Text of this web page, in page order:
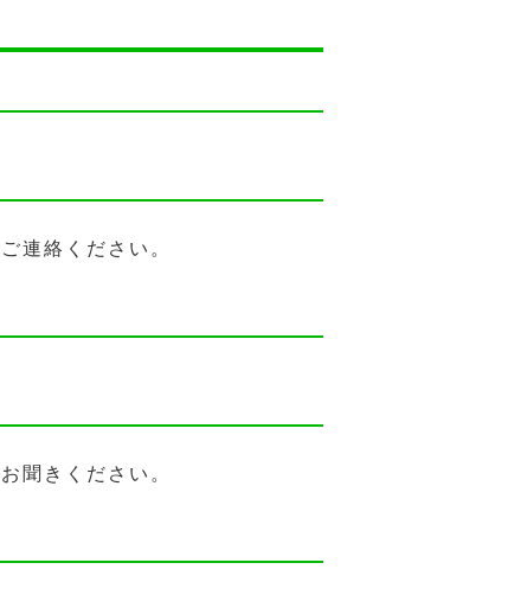
連絡ください。
聞きください。